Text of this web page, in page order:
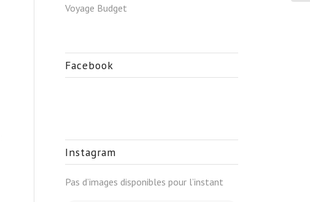
Voyage Budget
Facebook
Instagram
Pas d’images disponibles pour l’instant